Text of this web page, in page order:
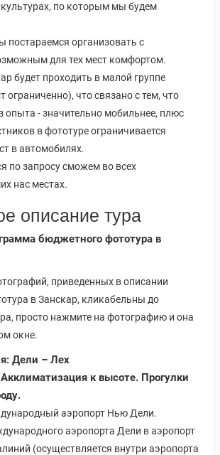
по которым мы будем
постараемся организовать с
для тех мест комфортом.
будет проходить в малой группе
ограниченно), что связано с тем, что
опыта - значительно мобильнее, плюс
в фототуре ограничивается
в автомобилях.
по запросу сможем во всех
нас местах.
описание тура
бюджетного фототура в
приведенных в описании
в Занскар, кликабельны до
просто нажмите на фотографию и она
окне.
Дели – Лех
к высоте. Прогулки
аэропорт Нью Дели.
аэропорта Дели в аэропорт
(осуществляется внутри аэропорта